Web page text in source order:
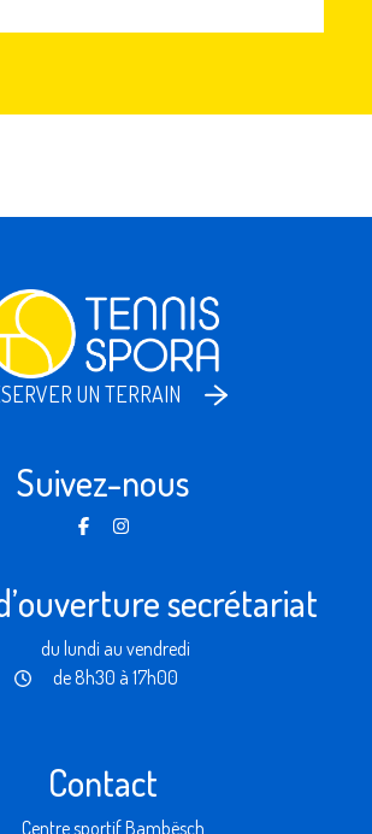
UN TERRAIN
Suivez-nous
secrétariat
du lundi au vendredi
de 8h30 à 17h00
Contact
Centre sportif Bambësch